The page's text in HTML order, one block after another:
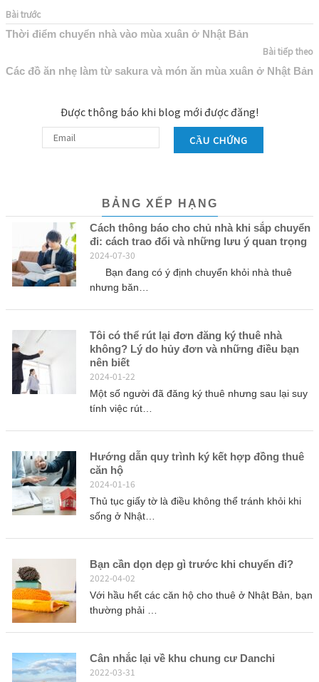
Bài trước
Thời điểm chuyển nhà vào mùa xuân ở Nhật Bản
Bài tiếp theo
Các đồ ăn nhẹ làm từ sakura và món ăn mùa xuân ở Nhật Bản
BẢNG XẾP HẠNG
Cách thông báo cho chủ nhà khi sắp chuyển
đi: cách trao đổi và những lưu ý quan trọng
2024-07-30
Bạn đang có ý định chuyển khỏi nhà thuê
nhưng băn…
Tôi có thể rút lại đơn đăng ký thuê nhà
không? Lý do hủy đơn và những điều bạn
nên biết
2024-01-22
Một số người đã đăng ký thuê nhưng sau lại suy
tính việc rút…
Hướng dẫn quy trình ký kết hợp đồng thuê
căn hộ
2024-01-16
Thủ tục giấy tờ là điều không thể tránh khỏi khi
sống ở Nhật…
Bạn cần dọn dẹp gì trước khi chuyển đi?
2022-04-02
Với hầu hết các căn hộ cho thuê ở Nhật Bản, bạn
thường phải …
Cân nhắc lại về khu chung cư Danchi
2022-03-31
Được thông báo khi blog mới được đăng!
CẦU CHỨNG